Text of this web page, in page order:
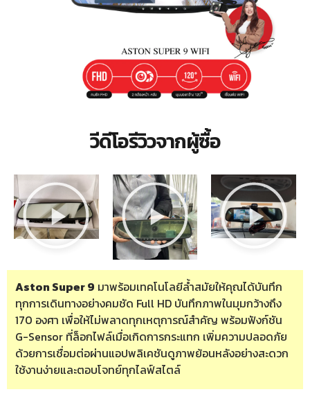
วีดีโอรีวิวจากผู้ซื้อ
Aston Super 9 มาพร้อมเทคโนโลยีล้ำสมัยให้คุณได้บันทึก
ทุกการเดินทางอย่างคมชัด Full HD บันทึกภาพในมุมกว้างถึง
170 องศา เพื่อให้ไม่พลาดทุกเหตุการณ์สำคัญ พร้อมฟังก์ชัน
G-Sensor ที่ล็อกไฟล์เมื่อเกิดการกระแทก เพิ่มความปลอดภัย
ด้วยการเชื่อมต่อผ่านแอปพลิเคชันดูภาพย้อนหลังอย่างสะดวก
ใช้งานง่ายและตอบโจทย์ทุกไลฟ์สไตล์